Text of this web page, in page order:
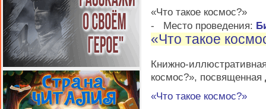
«Что такое космос?»
-
Место проведения:
«Что такое
Книжно-
космос?»,
«Что такое космос?»